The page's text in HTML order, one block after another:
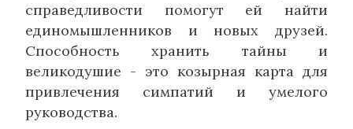
справедливости помогут ей найти
единомышленников и новых друзей.
Способность хранить тайны и
великодушие - это козырная карта для
привлечения симпатий и умелого
руководства.